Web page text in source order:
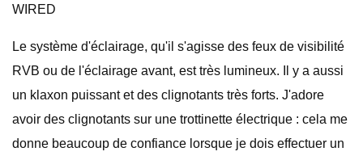
WIRED
Le système d'éclairage, qu'il s'agisse des feux de visibilité
RVB ou de l'éclairage avant, est très lumineux. Il y a aussi
un klaxon puissant et des clignotants très forts. J'adore
avoir des clignotants sur une trottinette électrique : cela me
donne beaucoup de confiance lorsque je dois effectuer un